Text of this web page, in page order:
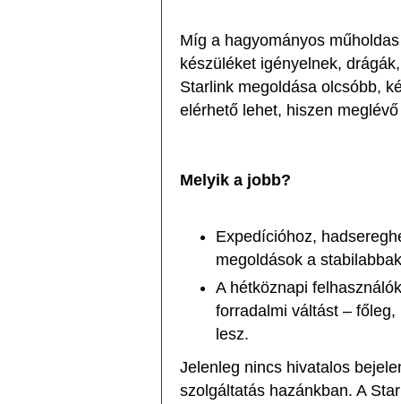
Míg a hagyományos
készüléket igényelnek,
Starlink megoldása olcsóbb,
elérhető lehet, hiszen
Melyik a jobb?
Expedícióhoz,
megoldások a
A hétköznapi
forradalmi váltást –
lesz.
Jelenleg nincs hivatalos
szolgáltatás hazánkban. A